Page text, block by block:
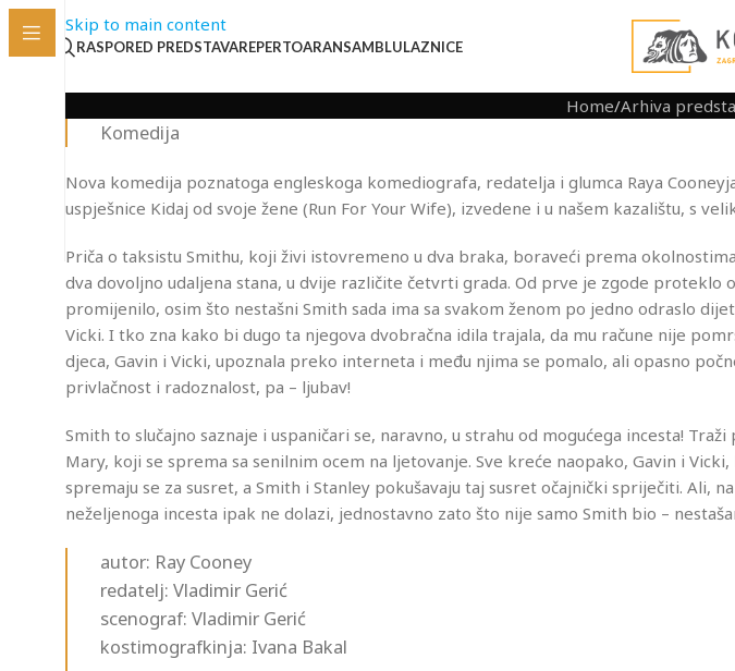
Skip to main content
RASPORED PREDSTAVAREPERTOARANSAMBLULAZNICE
Home/Arhiva
Komedija
Nova komedija poznatoga engleskoga komediografa, redatelja i glumca Raya
uspješnice Kidaj od svoje žene (Run For Your Wife), izvedene i u našem kazalištu, s
Priča o taksistu Smithu, koji živi istovremeno u dva braka, boraveći prema
dva dovoljno udaljena stana, u dvije različite četvrti grada. Od prve je zgode proteklo
promijenilo, osim što nestašni Smith sada ima sa svakom ženom po jedno odraslo
Vicki. I tko zna kako bi dugo ta njegova dvobračna idila trajala, da mu račune nije
djeca, Gavin i Vicki, upoznala preko interneta i među njima se pomalo, ali opasno
privlačnost i radoznalost, pa – ljubav!
Smith to slučajno saznaje i uspaničari se, naravno, u strahu od mogućega incesta!
Mary, koji se sprema sa senilnim ocem na ljetovanje. Sve kreće naopako, Gavin i
spremaju se za susret, a Smith i Stanley pokušavaju taj susret očajnički spriječiti. Ali,
neželjenoga incesta ipak ne dolazi, jednostavno zato što nije samo Smith bio –
autor: Ray Cooney
redatelj: Vladimir Gerić
scenograf: Vladimir Gerić
kostimografkinja: Ivana Bakal